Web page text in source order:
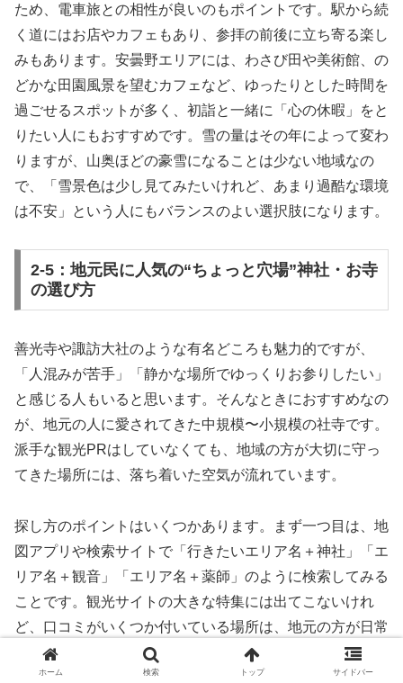
ため、電車旅との相性が良いのもポイントです。駅から続
く道にはお店やカフェもあり、参拝の前後に立ち寄る楽し
みもあります。安曇野エリアには、わさび田や美術館、の
どかな田園風景を望むカフェなど、ゆったりとした時間を
過ごせるスポットが多く、初詣と一緒に「心の休暇」をと
りたい人にもおすすめです。雪の量はその年によって変わ
りますが、山奥ほどの豪雪になることは少ない地域なの
で、「雪景色は少し見てみたいけれど、あまり過酷な環境
は不安」という人にもバランスのよい選択肢になります。
2-5：地元民に人気の“ちょっと穴場”神社・お寺
の選び方
善光寺や諏訪大社のような有名どころも魅力的ですが、
「人混みが苦手」「静かな場所でゆっくりお参りしたい」
と感じる人もいると思います。そんなときにおすすめなの
が、地元の人に愛されてきた中規模〜小規模の社寺です。
派手な観光PRはしていなくても、地域の方が大切に守っ
てきた場所には、落ち着いた空気が流れています。
探し方のポイントはいくつかあります。まず一つ目は、地
図アプリや検索サイトで「行きたいエリア名＋神社」「エ
リア名＋観音」「エリア名＋薬師」のように検索してみる
ことです。観光サイトの大きな特集には出てこないけれ
ど、口コミがいくつか付いている場所は、地元の方が日常
的に通う社寺である可能性があります。二つ目は、最寄り
駅から徒歩圏内かどうか、またはバス停が近いかどうかを
ホーム 検索 トップ サイドバー